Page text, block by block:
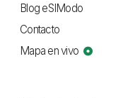
Blog eSIModo
Contacto
Mapa en vivo